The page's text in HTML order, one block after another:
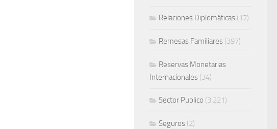
Relaciones Diplomáticas (17)
Remesas Familiares (397)
Reservas Monetarias
Internacionales (34)
Sector Publico (3.221)
Seguros (2)